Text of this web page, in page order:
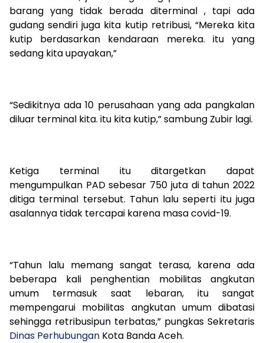
barang yang tidak berada diterminal , tapi ada
gudang sendiri juga kita kutip retribusi, “Mereka kita
kutip berdasarkan kendaraan mereka. itu yang
sedang kita upayakan,”
“Sedikitnya ada 10 perusahaan yang ada pangkalan
diluar terminal kita. itu kita kutip,” sambung Zubir lagi.
Ketiga terminal itu ditargetkan dapat
mengumpulkan PAD sebesar 750 juta di tahun 2022
ditiga terminal tersebut. Tahun lalu seperti itu juga
asalannya tidak tercapai karena masa covid-19.
“Tahun lalu memang sangat terasa, karena ada
beberapa kali penghentian mobilitas angkutan
umum termasuk saat lebaran, itu sangat
mempengarui mobilitas angkutan umum dibatasi
sehingga retribusipun terbatas,” pungkas Sekretaris
Dinas Perhubungan Kota Banda Aceh.